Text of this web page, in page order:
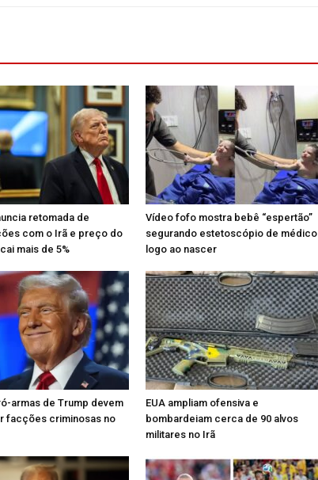
retomada de
com o Irã e preço do
mais de 5%
Vídeo fofo mostra bebê “espertão”
segurando estetoscópio de médico
logo ao nascer
armas de Trump devem
facções criminosas no
EUA ampliam ofensiva e
bombardeiam cerca de 90 alvos
militares no Irã